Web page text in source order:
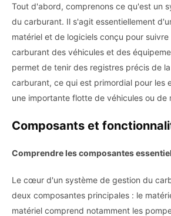
Tout d'abord, comprenons ce qu'est un
du carburant. Il s'agit essentiellement
matériel et de logiciels conçu pour
carburant des véhicules et des
permet de tenir des registres précis de
carburant, ce qui est primordial pour les
une importante flotte de véhicules ou de
Composants et
Comprendre les composantes
Le cœur d'un système de gestion du
deux composantes principales : le
matériel comprend notamment les